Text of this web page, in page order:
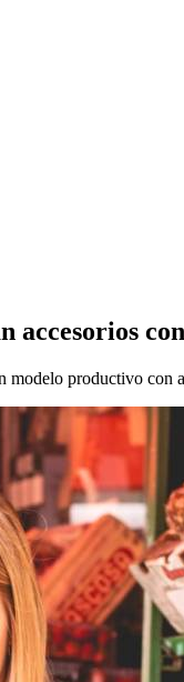
modelo productivo con